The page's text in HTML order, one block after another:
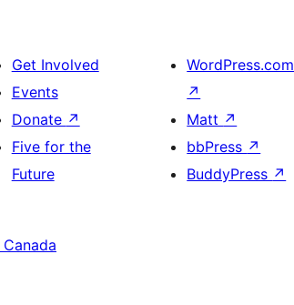
Get Involved
Events
Donate ↗
Five for the
Future
WordPress.com
↗
Matt ↗
bbPress ↗
BuddyPress ↗